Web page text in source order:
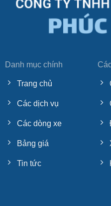
Danh mục chính
Trang chủ
Các dịch vụ
Các dòng xe
Bảng giá
Tin tức